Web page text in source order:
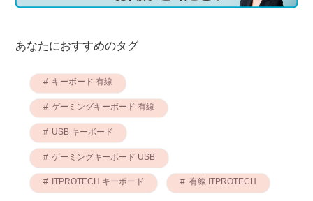
あなたにおすすめのタグ
キーボード 有線
ゲーミングキーボード 有線
USB キーボード
ゲーミングキーボード USB
ITPROTECH キーボード 有線 ITPROTECH